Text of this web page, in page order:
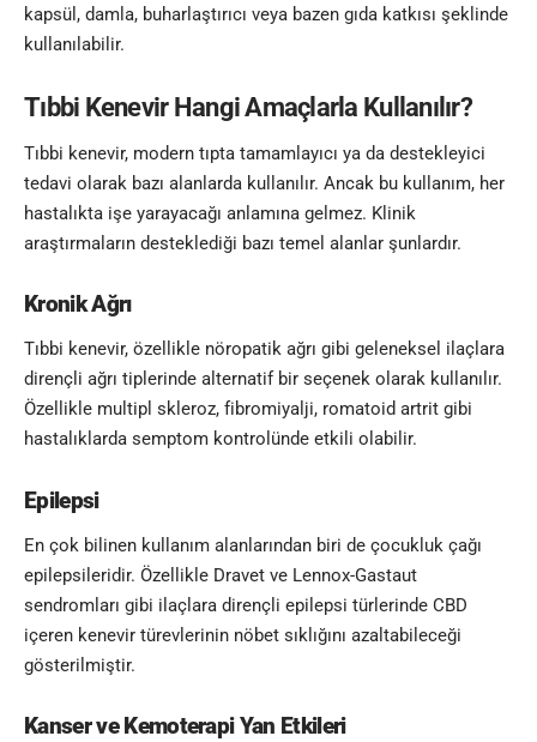
kapsül, damla, buharlaştırıcı veya bazen gıda katkısı şeklinde
kullanılabilir.
Tıbbi Kenevir Hangi Amaçlarla Kullanılır?
Tıbbi kenevir, modern tıpta tamamlayıcı ya da destekleyici
tedavi olarak bazı alanlarda kullanılır. Ancak bu kullanım, her
hastalıkta işe yarayacağı anlamına gelmez. Klinik
araştırmaların desteklediği bazı temel alanlar şunlardır.
Kronik Ağrı
Tıbbi kenevir, özellikle nöropatik ağrı gibi geleneksel ilaçlara
dirençli ağrı tiplerinde alternatif bir seçenek olarak kullanılır.
Özellikle multipl skleroz, fibromiyalji, romatoid artrit gibi
hastalıklarda semptom kontrolünde etkili olabilir.
Epilepsi
En çok bilinen kullanım alanlarından biri de çocukluk çağı
epilepsileridir. Özellikle Dravet ve Lennox-Gastaut
sendromları gibi ilaçlara dirençli epilepsi türlerinde CBD
içeren kenevir türevlerinin nöbet sıklığını azaltabileceği
gösterilmiştir.
Kanser ve Kemoterapi Yan Etkileri